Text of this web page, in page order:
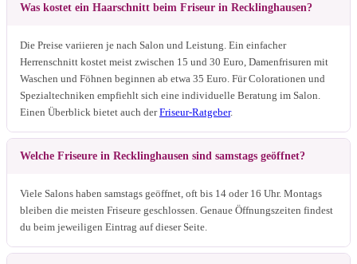
Was kostet ein Haarschnitt beim Friseur in Recklinghausen?
Die Preise variieren je nach Salon und Leistung. Ein einfacher
Herrenschnitt kostet meist zwischen 15 und 30 Euro, Damenfrisuren mit
Waschen und Föhnen beginnen ab etwa 35 Euro. Für Colorationen und
Spezialtechniken empfiehlt sich eine individuelle Beratung im Salon.
Einen Überblick bietet auch derFriseur-Ratgeber.
Welche Friseure in Recklinghausen sind samstags geöffnet?
Viele Salons haben samstags geöffnet, oft bis 14 oder 16 Uhr. Montags
bleiben die meisten Friseure geschlossen. Genaue Öffnungszeiten findest
du beim jeweiligen Eintrag auf dieser Seite.